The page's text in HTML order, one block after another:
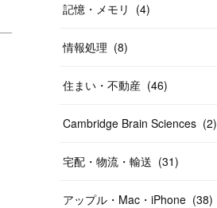
記憶・メモリ (4)
情報処理 (8)
住まい・不動産 (46)
Cambridge Brain Sciences (2)
宅配・物流・輸送 (31)
アップル・Mac・iPhone (38)